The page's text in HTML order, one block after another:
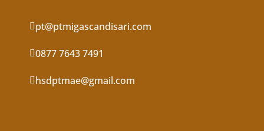
pt@ptmigascandisari.com
0877 7643 7491
hsdptmae@gmail.com